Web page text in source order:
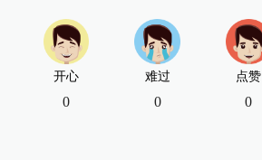
开心
0
难过
0
点赞
0